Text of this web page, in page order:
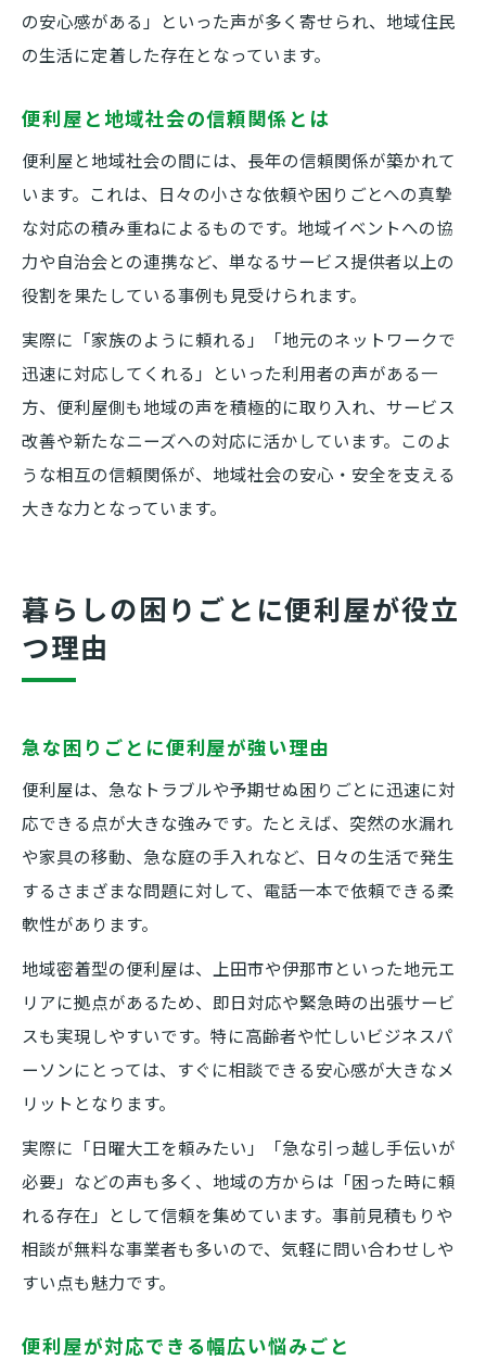
の安心感がある」といった声が多く寄せられ、地域住民
の生活に定着した存在となっています。
便利屋と地域社会の信頼関係とは
便利屋と地域社会の間には、長年の信頼関係が築かれて
います。これは、日々の小さな依頼や困りごとへの真摯
な対応の積み重ねによるものです。地域イベントへの協
力や自治会との連携など、単なるサービス提供者以上の
役割を果たしている事例も見受けられます。
実際に「家族のように頼れる」「地元のネットワークで
迅速に対応してくれる」といった利用者の声がある一
方、便利屋側も地域の声を積極的に取り入れ、サービス
改善や新たなニーズへの対応に活かしています。このよ
うな相互の信頼関係が、地域社会の安心・安全を支える
大きな力となっています。
暮らしの困りごとに便利屋が役立
つ理由
急な困りごとに便利屋が強い理由
便利屋は、急なトラブルや予期せぬ困りごとに迅速に対
応できる点が大きな強みです。たとえば、突然の水漏れ
や家具の移動、急な庭の手入れなど、日々の生活で発生
するさまざまな問題に対して、電話一本で依頼できる柔
軟性があります。
地域密着型の便利屋は、上田市や伊那市といった地元エ
リアに拠点があるため、即日対応や緊急時の出張サービ
スも実現しやすいです。特に高齢者や忙しいビジネスパ
ーソンにとっては、すぐに相談できる安心感が大きなメ
リットとなります。
実際に「日曜大工を頼みたい」「急な引っ越し手伝いが
必要」などの声も多く、地域の方からは「困った時に頼
れる存在」として信頼を集めています。事前見積もりや
相談が無料な事業者も多いので、気軽に問い合わせしや
すい点も魅力です。
便利屋が対応できる幅広い悩みごと